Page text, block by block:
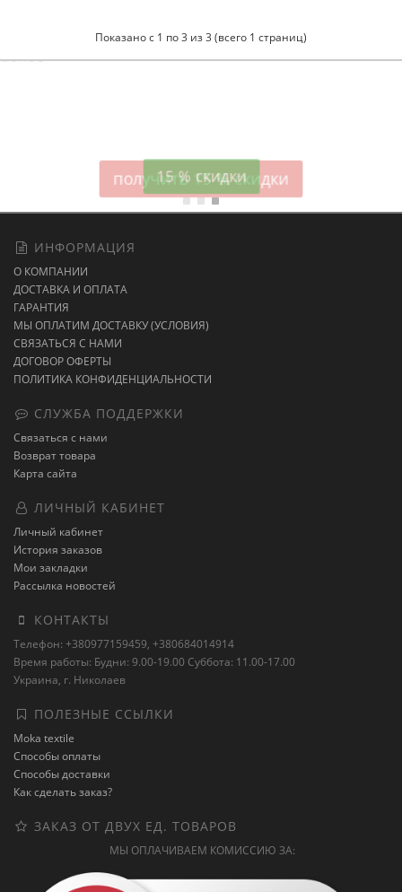
Показано с 1 по 3 из 3 (всего 1 страниц)
15 % скидки
ИНФОРМАЦИЯ
О КОМПАНИИ
ДОСТАВКА И ОПЛАТА
ГАРАНТИЯ
МЫ ОПЛАТИМ ДОСТАВКУ (УСЛОВИЯ)
СВЯЗАТЬСЯ С НАМИ
ДОГОВОР ОФЕРТЫ
ПОЛИТИКА КОНФИДЕНЦИАЛЬНОСТИ
СЛУЖБА ПОДДЕРЖКИ
Связаться с нами
Возврат товара
Карта сайта
ЛИЧНЫЙ КАБИНЕТ
Личный кабинет
История заказов
Мои закладки
Рассылка новостей
КОНТАКТЫ
Телефон: +380977159459, +380684014914
Время работы: Будни: 9.00-19.00 Суббота: 11.00-17.00
Украина, г. Николаев
ПОЛЕЗНЫЕ ССЫЛКИ
Moka textile
Способы оплаты
Способы доставки
Как сделать заказ?
ЗАКАЗ ОТ ДВУХ ЕД. ТОВАРОВ
МЫ ОПЛАЧИВАЕМ КОМИССИЮ ЗА: